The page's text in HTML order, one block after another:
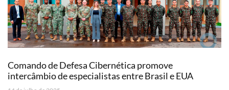
Comando de Defesa Cibernética promove
intercâmbio de especialistas entre Brasil e EUA